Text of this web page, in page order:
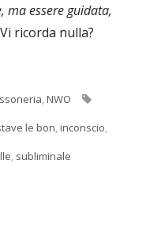
ma essere guidata,
ricorda nulla?
,NWO
le bon,inconscio,
, subliminale